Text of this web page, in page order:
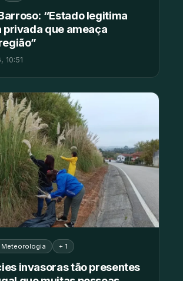
“Estado legitima
que ameaça
10:51
+ 1
invasoras tão presentes